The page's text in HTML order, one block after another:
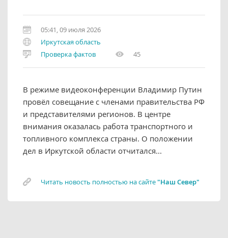
05:41, 09 июля 2026
Иркутская область
Проверка фактов
45
В режиме видеоконференции Владимир Путин
провёл совещание с членами правительства РФ
и представителями регионов. В центре
внимания оказалась работа транспортного и
топливного комплекса страны. О положении
дел в Иркутской области отчитался...
Читать новость полностью на сайте"Наш Север"